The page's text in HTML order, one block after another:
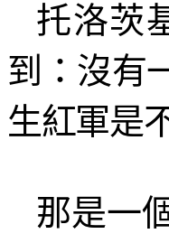
托洛茨
到：沒有
生紅軍是
那是一